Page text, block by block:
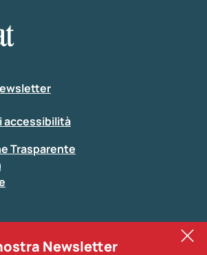
tipologia della segnalazione
accessibilità
Trasparente
Newsletter